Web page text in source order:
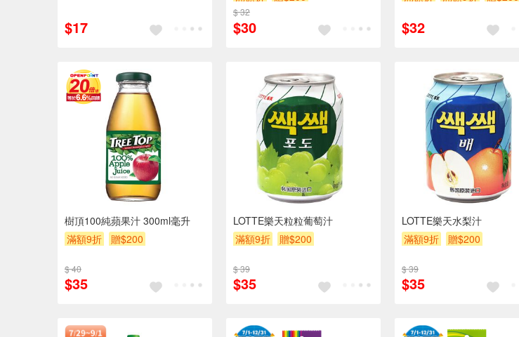
$17
$ 32
$30 $32
樹頂100純蘋果汁 300ml毫升
滿額9折
贈$200
$ 40
$35
LOTTE樂天粒粒葡萄汁
滿額9折
贈$200
$ 39
$35
LOTTE樂天水梨汁
滿額9折
贈$200
$ 39
$35